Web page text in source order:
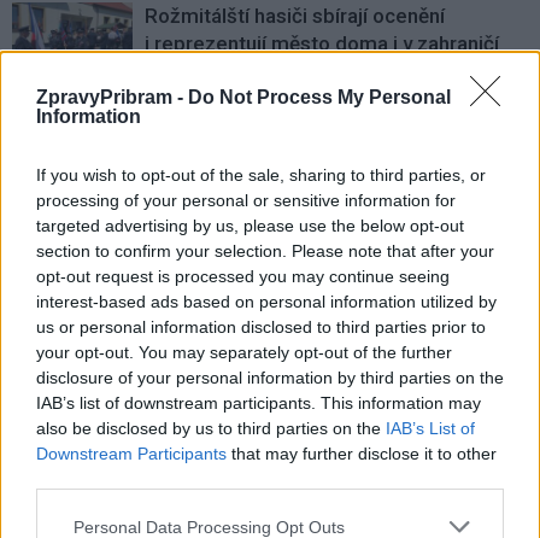
ZpravyPribram - Do Not Process My Personal
Information
If you wish to opt-out of the sale, sharing to third parties, or
processing of your personal or sensitive information for
targeted advertising by us, please use the below opt-out
section to confirm your selection. Please note that after your
opt-out request is processed you may continue seeing
interest-based ads based on personal information utilized by
us or personal information disclosed to third parties prior to
your opt-out. You may separately opt-out of the further
disclosure of your personal information by third parties on the
IAB’s list of downstream participants. This information may
also be disclosed by us to third parties on the IAB’s List of
Downstream Participants that may further disclose it to other
Personal Data Processing Opt Outs
Rožmitálští hasiči sbírají ocenění
i reprezentují město doma i v zahraničí
Kultura
koncert i fotografická výstava
Rožmitálsko
Rožmitál opravuje chodníky i silnice, nové
značení přibude u školy a v centru města